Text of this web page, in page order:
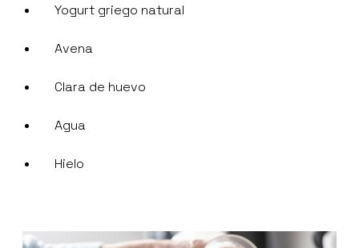
Yogurt griego natural
Avena
Clara de huevo
Agua
Hielo